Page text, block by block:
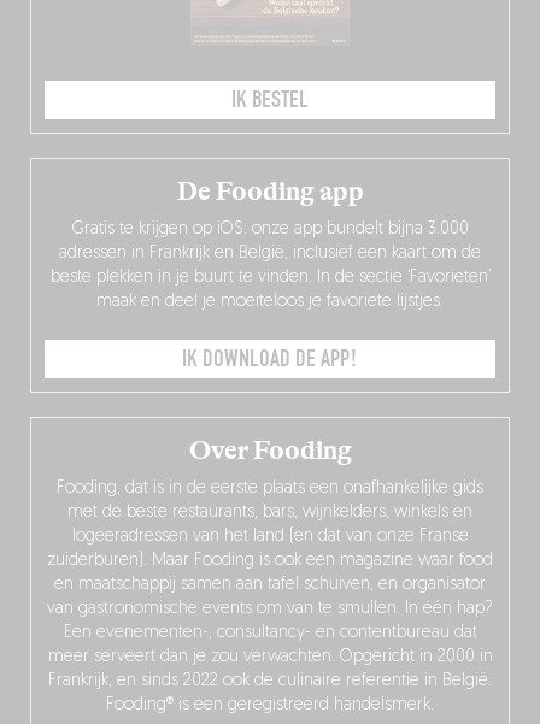
IK BESTEL
Over Fooding
Fooding, dat is in de eerste plaats een onafhankelijke gids
met de beste restaurants, bars, wijnkelders, winkels en
logeeradressen van het land (en dat van onze Franse
zuiderburen). Maar Fooding is ook een magazine waar food
en maatschappij samen aan tafel schuiven, en organisator
van gastronomische events om van te smullen. In één hap?
Een evenementen-, consultancy- en contentbureau dat
meer serveert dan je zou verwachten. Opgericht in 2000 in
Frankrijk, en sinds 2022 ook de culinaire referentie in België.
Fooding® is een geregistreerd handelsmerk.
De Fooding app
Gratis te krijgen op iOS: onze app bundelt bijna 3.000
adressen in Frankrijk en België, inclusief een kaart om de
beste plekken in je buurt te vinden. In de sectie ‘Favorieten’
maak en deel je moeiteloos je favoriete lijstjes.
IK DOWNLOAD DE APP!